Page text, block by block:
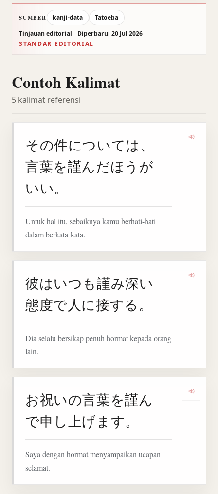
SUMBER kanji-data
Tatoeba
Tinjauan editorial
Diperbarui 20 Jul 2026
STANDAR EDITORIAL
Contoh Kalimat
5 kalimat referensi
その件については、
言葉を謹んだほうが
いい。
Untuk hal itu, sebaiknya kamu berhati-hati
dalam berkata-kata.
彼はいつも謹み深い
態度で人に接する。
Dia selalu bersikap penuh hormat kepada orang
lain.
お祝いの言葉を謹ん
で申し上げます。
Saya dengan hormat menyampaikan ucapan
selamat.